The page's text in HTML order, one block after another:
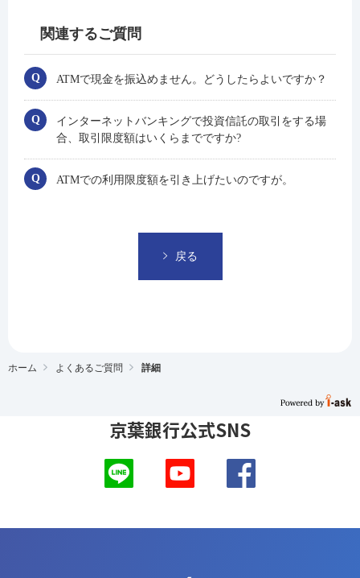
関連するご質問
ATMで現金を振込めません。どうしたらよいですか？
インターネットバンキングで投資信託の取引をする場
合、取引限度額はいくらまでですか?
ATMでの利用限度額を引き上げたいのですが。
戻る
ホーム よくあるご質問 詳細
京葉銀行公式SNS